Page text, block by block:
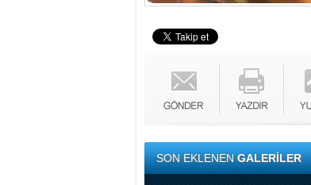
SON EKLENENGALERİLER